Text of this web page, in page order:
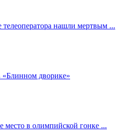
нашли мертвым ...
дворике»
в олимпийской гонке ...